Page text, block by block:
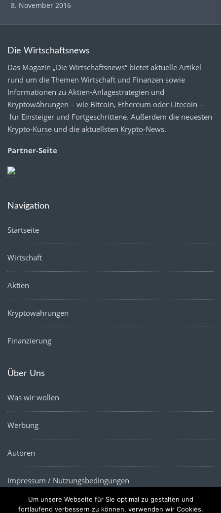
8. November 2016
Die Wirtschaftsnews
Das Magazin „Die Wirtschaftsnews“ bietet aktuelle Artikel
rund um die Themen Wirtschaft und Finanzen sowie
Informationen zu Aktien-Anlagestrategien und
Kryptowährungen – wie Bitcoin, Ethereum oder Litecoin –
für Einsteiger und Fortgeschrittene. Außerdem die neuesten
Krypto-Kurse und die aktuellsten Krypto-News.
Partner-Seite
Navigation
Startseite
Wirtschaft
Aktien
Kryptowährungen
Finanzierung
Über Uns
Was wir wollen
Werbung
Autoren
Impressum / Nutzungsbedingungen
Datenschutz
Um unsere Webseite für Sie optimal zu gestalten und
fortlaufend verbessern zu können, verwenden wir Cookies.